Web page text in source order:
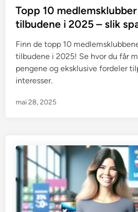
s
t
d
i
n
Topp 10
tilbudene i 2025 – slik
Finn de topp 10
tilbudene i 2025! Se hvor du får
pengene og eksklusive fordeler
interesser.
mai 28, 2025